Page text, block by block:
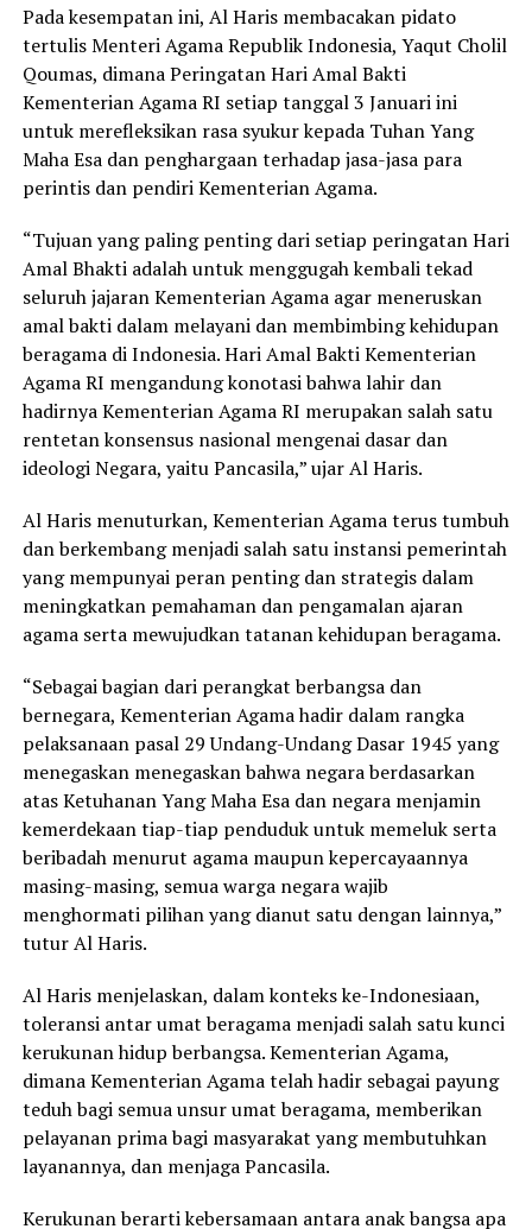
Pada kesempatan ini, Al Haris membacakan pidato
tertulis Menteri Agama Republik Indonesia, Yaqut Cholil
Qoumas, dimana Peringatan Hari Amal Bakti
Kementerian Agama RI setiap tanggal 3 Januari ini
untuk merefleksikan rasa syukur kepada Tuhan Yang
Maha Esa dan penghargaan terhadap jasa-jasa para
perintis dan pendiri Kementerian Agama.
“Tujuan yang paling penting dari setiap peringatan Hari
Amal Bhakti adalah untuk menggugah kembali tekad
seluruh jajaran Kementerian Agama agar meneruskan
amal bakti dalam melayani dan membimbing kehidupan
beragama di Indonesia. Hari Amal Bakti Kementerian
Agama RI mengandung konotasi bahwa lahir dan
hadirnya Kementerian Agama RI merupakan salah satu
rentetan konsensus nasional mengenai dasar dan
ideologi Negara, yaitu Pancasila,” ujar Al Haris.
Al Haris menuturkan, Kementerian Agama terus tumbuh
dan berkembang menjadi salah satu instansi pemerintah
yang mempunyai peran penting dan strategis dalam
meningkatkan pemahaman dan pengamalan ajaran
agama serta mewujudkan tatanan kehidupan beragama.
“Sebagai bagian dari perangkat berbangsa dan
bernegara, Kementerian Agama hadir dalam rangka
pelaksanaan pasal 29 Undang-Undang Dasar 1945 yang
menegaskan menegaskan bahwa negara berdasarkan
atas Ketuhanan Yang Maha Esa dan negara menjamin
kemerdekaan tiap-tiap penduduk untuk memeluk serta
beribadah menurut agama maupun kepercayaannya
masing-masing, semua warga negara wajib
menghormati pilihan yang dianut satu dengan lainnya,”
tutur Al Haris.
Al Haris menjelaskan, dalam konteks ke-Indonesiaan,
toleransi antar umat beragama menjadi salah satu kunci
kerukunan hidup berbangsa. Kementerian Agama,
dimana Kementerian Agama telah hadir sebagai payung
teduh bagi semua unsur umat beragama, memberikan
pelayanan prima bagi masyarakat yang membutuhkan
layanannya, dan menjaga Pancasila.
Kerukunan berarti kebersamaan antara anak bangsa apa